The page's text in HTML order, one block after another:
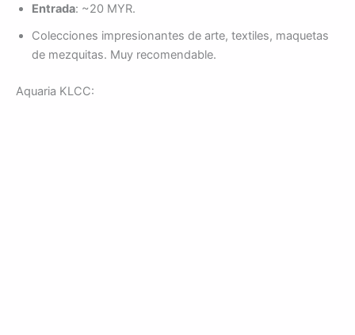
Entrada: ~20 MYR.
Colecciones impresionantes de arte, textiles, maquetas
de mezquitas. Muy recomendable.
Aquaria KLCC: